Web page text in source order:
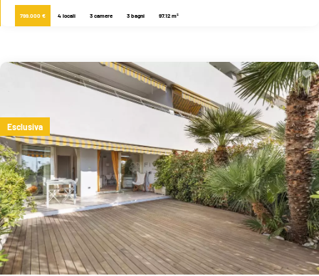
799.000 € 4 locali 3 camere 3 bagni 97.12 m²
Esclusiva